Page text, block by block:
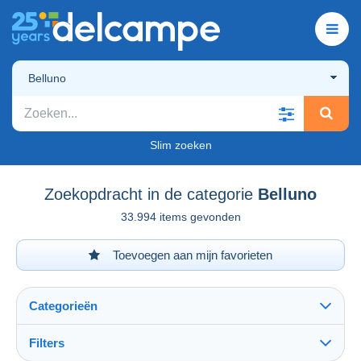
Belluno
Slim zoeken
Zoekopdracht in de categorie Belluno
33.994 items gevonden
Toevoegen aan mijn favorieten
Categorieën
Filters